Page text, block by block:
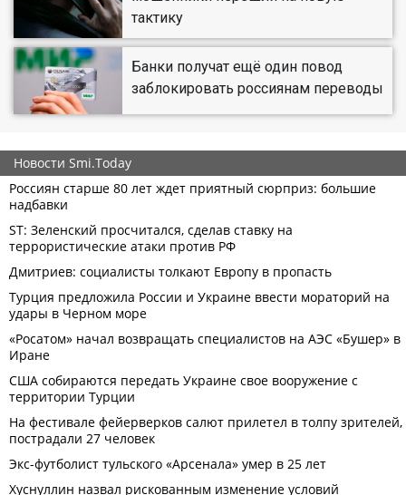
тактику
Банки получат ещё один повод
заблокировать россиянам переводы